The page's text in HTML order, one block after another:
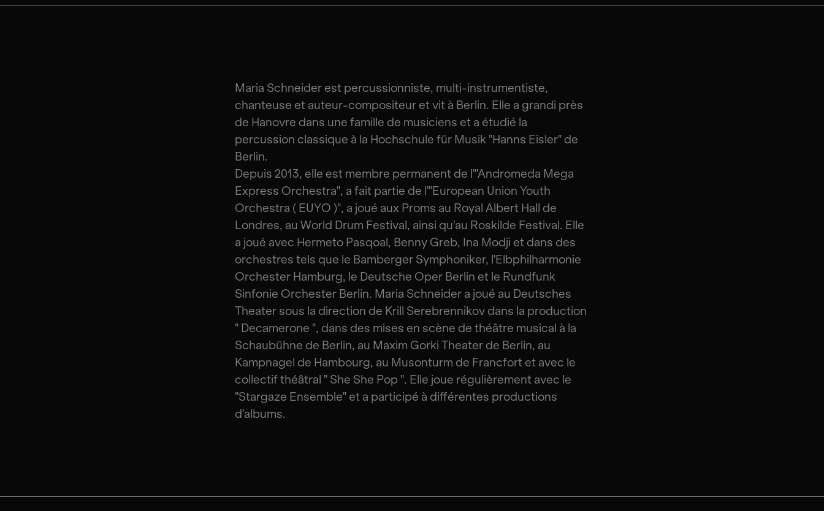
Maria Schneider est percussionniste, multi-instrumentiste,
chanteuse et auteur-compositeur et vit à Berlin. Elle a grandi près
de Hanovre dans une famille de musiciens et a étudié la
percussion classique à la Hochschule für Musik "Hanns Eisler" de
Berlin.
Depuis 2013, elle est membre permanent de l'"Andromeda Mega
Express Orchestra", a fait partie de l'"European Union Youth
Orchestra ( EUYO )", a joué aux Proms au Royal Albert Hall de
Londres, au World Drum Festival, ainsi qu'au Roskilde Festival. Elle
a joué avec Hermeto Pasqoal, Benny Greb, Ina Modji et dans des
orchestres tels que le Bamberger Symphoniker, l'Elbphilharmonie
Orchester Hamburg, le Deutsche Oper Berlin et le Rundfunk
Sinfonie Orchester Berlin. Maria Schneider a joué au Deutsches
Theater sous la direction de Krill Serebrennikov dans la production
" Decamerone ", dans des mises en scène de théâtre musical à la
Schaubühne de Berlin, au Maxim Gorki Theater de Berlin, au
Kampnagel de Hambourg, au Musonturm de Francfort et avec le
collectif théâtral " She She Pop ". Elle joue régulièrement avec le
"Stargaze Ensemble" et a participé à différentes productions
d'albums.